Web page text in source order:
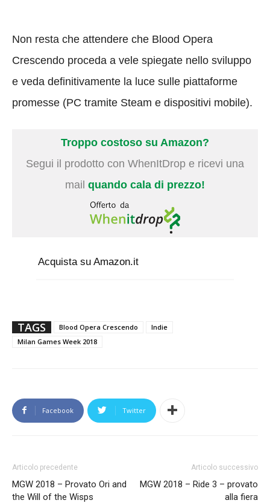
Non resta che attendere che Blood Opera
Crescendo proceda a vele spiegate nello sviluppo
e veda definitivamente la luce sulle piattaforme
promesse (PC tramite Steam e dispositivi mobile).
Troppo costoso su Amazon?
Segui il prodotto con WhenItDrop e ricevi una
mail quando cala di prezzo!
Acquista su Amazon.it
TAGS Blood Opera Crescendo
Indie
Milan Games Week 2018
Facebook Twitter
Articolo precedente
MGW 2018 – Provato Ori and
the Will of the Wisps
Articolo successivo
MGW 2018 – Ride 3 – provato
alla fiera